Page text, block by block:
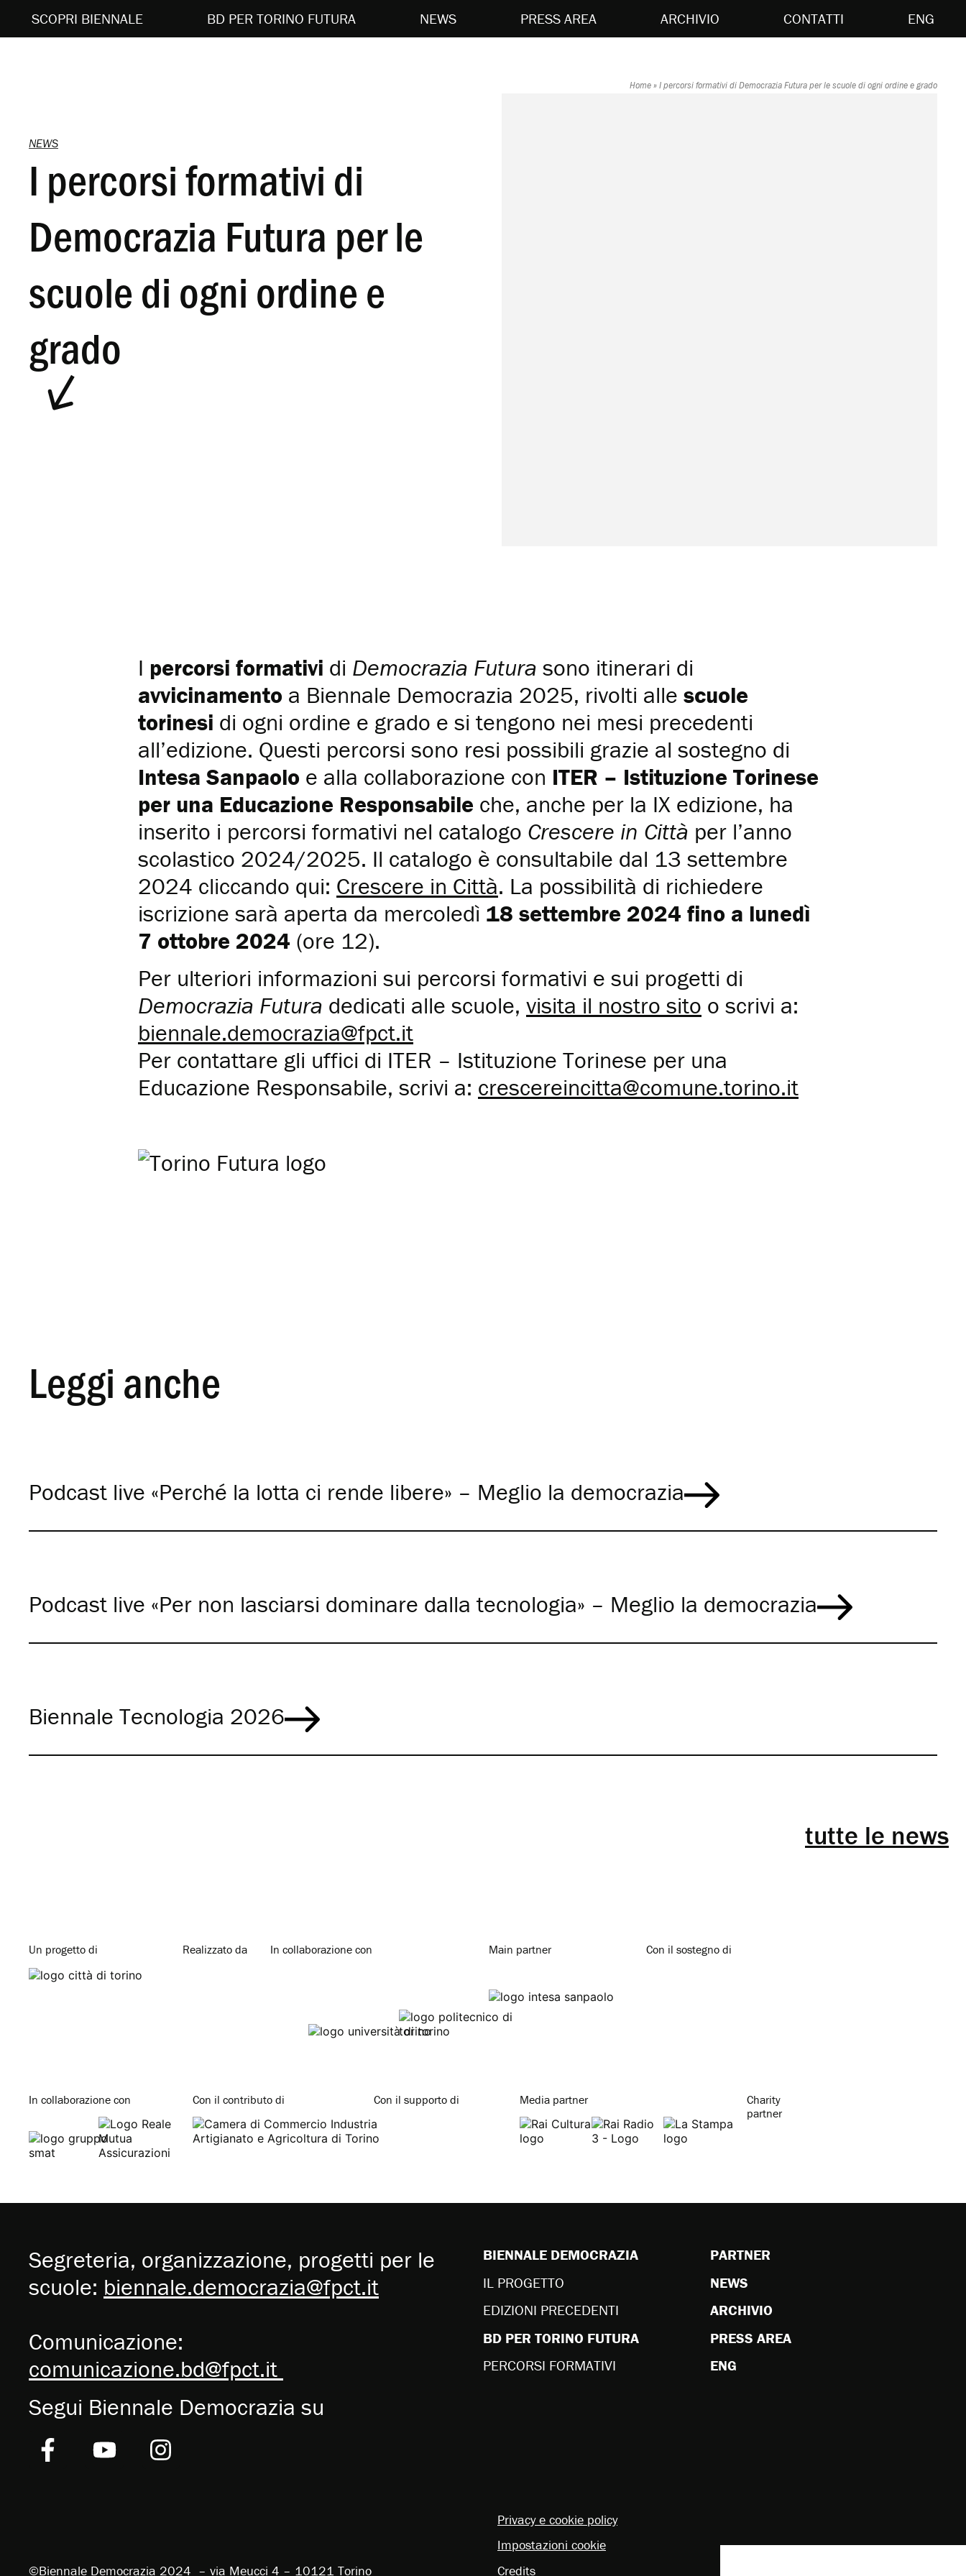
SCOPRI BIENNALE BD PER TORINO FUTURA NEWS PRESS AREA ARCHIVIO CONTATTI ENG
Home»I percorsi formativi di Democrazia Futura per le scuole di ogni ordine e grado
NEWS
I percorsi formativi di
Democrazia Futura per le
scuole di ogni ordine e
grado
I percorsi formativi di Democrazia Futura sono itinerari di
avvicinamento a Biennale Democrazia 2025, rivolti alle scuole
torinesi di ogni ordine e grado e si tengono nei mesi precedenti
all’edizione. Questi percorsi sono resi possibili grazie al sostegno di
Intesa Sanpaolo e alla collaborazione con ITER – Istituzione Torinese
per una Educazione Responsabile che, anche per la IX edizione, ha
inserito i percorsi formativi nel catalogo Crescere in Città per l’anno
scolastico 2024/2025. Il catalogo è consultabile dal 13 settembre
2024 cliccando qui: Crescere in Città. La possibilità di richiedere
iscrizione sarà aperta da mercoledì 18 settembre 2024 fino a lunedì
7 ottobre 2024 (ore 12).
Per ulteriori informazioni sui percorsi formativi e sui progetti di
Democrazia Futura dedicati alle scuole, visita il nostro sito o scrivi a:
biennale.democrazia@fpct.it
Per contattare gli uffici di ITER – Istituzione Torinese per una
Educazione Responsabile, scrivi a: crescereincitta@comune.torino.it
Leggi anche
Podcast live «Perché la lotta ci rende libere» – Meglio la democrazia
Podcast live «Per non lasciarsi dominare dalla tecnologia» – Meglio la democrazia
Biennale Tecnologia 2026
tutte le news
Un progetto di Realizzato da In collaborazione con Main partner Con il sostegno di
In collaborazione con Con il contributo di Con il supporto di Media partner
Charity
partner
Segreteria, organizzazione, progetti per le
scuole: biennale.democrazia@fpct.it
Comunicazione:
comunicazione.bd@fpct.it
Segui Biennale Democrazia su
BIENNALE DEMOCRAZIA
IL PROGETTO
EDIZIONI PRECEDENTI
BD PER TORINO FUTURA
PERCORSI FORMATIVI
PARTNER
NEWS
ARCHIVIO
PRESS AREA
ENG
©Biennale Democrazia 2024 – via Meucci 4 – 10121 Torino
Privacy e cookie policy
Impostazioni cookie
Credits